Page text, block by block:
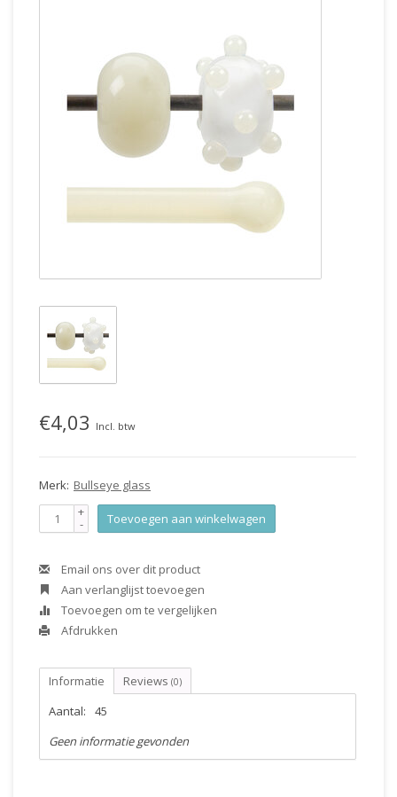
€4,03 Incl. btw
Merk: Bullseye glass
+
- Toevoegen aan winkelwagen
Email ons over dit product
Aan verlanglijst toevoegen
Toevoegen om te vergelijken
Afdrukken
Informatie Reviews (0)
Aantal:
45
Geen informatie gevonden